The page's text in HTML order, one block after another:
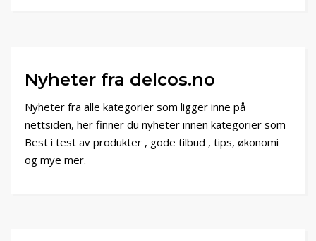
Nyheter fra delcos.no
Nyheter fra alle kategorier som ligger inne på
nettsiden, her finner du nyheter innen kategorier som
Best i test av produkter , gode tilbud , tips, økonomi
og mye mer.